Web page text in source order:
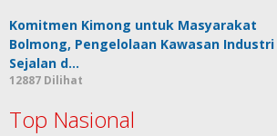
Komitmen Kimong untuk Masyarakat
Bolmong, Pengelolaan Kawasan Industri
Sejalan d…
12887 Dilihat
Top Nasional